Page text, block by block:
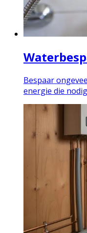
Bespaar
energie die